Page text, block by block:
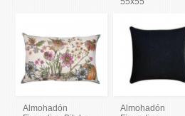
Almohadón
Almohadón